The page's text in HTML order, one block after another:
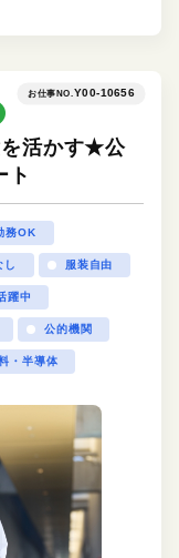
お仕事NO.Y00-10656
を活かす★公
ト
務OK
し 服装自由
躍中
公的機関
・半導体